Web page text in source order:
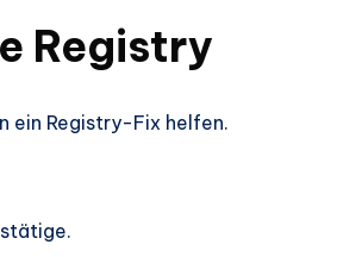
Registry
ein Registry-Fix helfen.